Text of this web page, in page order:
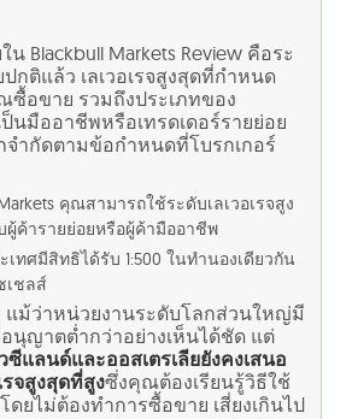
Blackbull Markets Review คือระ
ปกติแล้ว เลเวอเรจสูงสุดที่กำหนด
ซื้อขาย รวมถึงประเภทของ
นมืออาชีพหรือเทรดเดอร์รายย่อย
จำกัดตามข้อกำหนดที่โบรกเกอร์
คุณสามารถใช้ระดับเลเวอเรจสูง
ผู้ค้ารายย่อยหรือผู้ค้ามืออาชีพ
เทศมีสิทธิได้รับ 1:500 ในทำนองเดียวกัน
เชลส์
แม้ว่าหน่วยงานระดับโลกส่วนใหญ่มี
อนุญาตต่ำกว่าอย่างเห็นได้ชัด แต่
แลนด์และออสเตรเลียยังคงเสนอ
รจสูงสุดที่สูงซึ่งคุณต้องเรียนรู้วิธีใช้
ยไม่ต้องทำการซื้อขาย เสี่ยงเกินไป